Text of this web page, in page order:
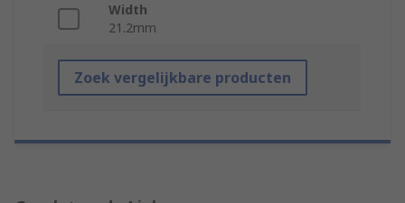
Width
21.2mm
Zoek vergelijkbare producten